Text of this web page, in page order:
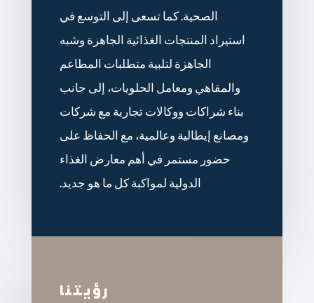
الصحية. كما تسعى إلى التوسع في
استيراد المنتجات الغذائية الجاهزة وشبه
الجاهزة لتلبية متطلبات المطاعم
والمقاهي ومعامل الحلويات، إلى جانب
بناء شراكات ووكالات تجارية مع شركات
ومصانع إيطالية وعالمية، مع الحفاظ على
حضور مستمر في أهم معارض الغذاء
الدولية لمواكبة كل ما هو جديد.
رؤيتنا